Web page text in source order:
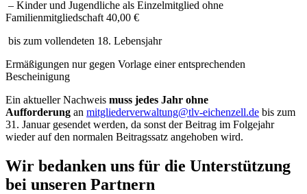
– Kinder und Jugendliche als Einzelmitglied ohne
Familienmitgliedschaft 40,00 €
bis zum vollendeten 18. Lebensjahr
Ermäßigungen nur gegen Vorlage einer entsprechenden
Bescheinigung
Ein aktueller Nachweis muss jedes Jahr ohne
Aufforderung an mitgliederverwaltung@tlv-eichenzell.de bis zum
31. Januar gesendet werden, da sonst der Beitrag im Folgejahr
wieder auf den normalen Beitragssatz angehoben wird.
Wir bedanken uns für die Unterstützung
bei unseren Partnern